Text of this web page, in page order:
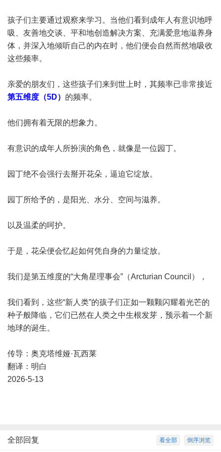
孩子们主要通过观察来学习。当他们看到成年人有意识地呼
吸、友善地交谈、平和地创造解决方案、充满爱意地滋养身
体，并深入地倾听自己的内在时，他们便会自然而然地吸收
这些频率。
亲爱的朋友们，这些孩子们来到世上时，其频率已非常接近
第五维度（5D） 的频率。
他们拥有着无限的想象力。
有意识的成年人所扮演的角色，就像是一位园丁。
园丁绝不会强行去掰开花朵，逼迫它绽放。
园丁所给予的，是阳光、水分、空间与滋养。
以及温柔的呵护。
于是，花朵便会忆起如何凭自身的力量绽放。
我们是第五维度的“大角星理事会”（Arcturian Council），
我们看到，这些“新人类”的孩子们正如一颗颗闪耀着光芒的
种子般降临，它们已然在人类之中生根发芽，预示着一个新
地球的诞生。
传导：奥克塔维娅·瓦西莱
翻译：明白
2026-5-13
倒序浏览
看全部
全部回复